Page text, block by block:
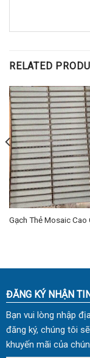
RELATED
Gạch Thẻ Mosaic Cao
ĐĂNG KÝ NHẬN
Bạn vui lòng nhập
đăng ký, chúng tôi
khuyến mãi của